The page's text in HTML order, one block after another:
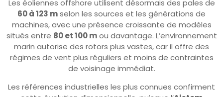
Les éoliennes offshore utilisent désormais des pales de
60 à 123 mselon les sources et les générations de
machines, avec une présence croissante de modèles
situés entre 80 et 100 mou davantage. L’environnement
marin autorise des rotors plus vastes, car il offre des
régimes de vent plus réguliers et moins de contraintes
de voisinage immédiat.
Les références industrielles les plus connues confirment